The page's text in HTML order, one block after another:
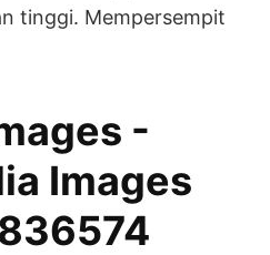
tinggi. Mempersempit
-
Images